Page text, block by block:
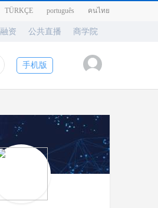
TÜRKÇE português คนไทย
资 公共直播 商学院
手机版